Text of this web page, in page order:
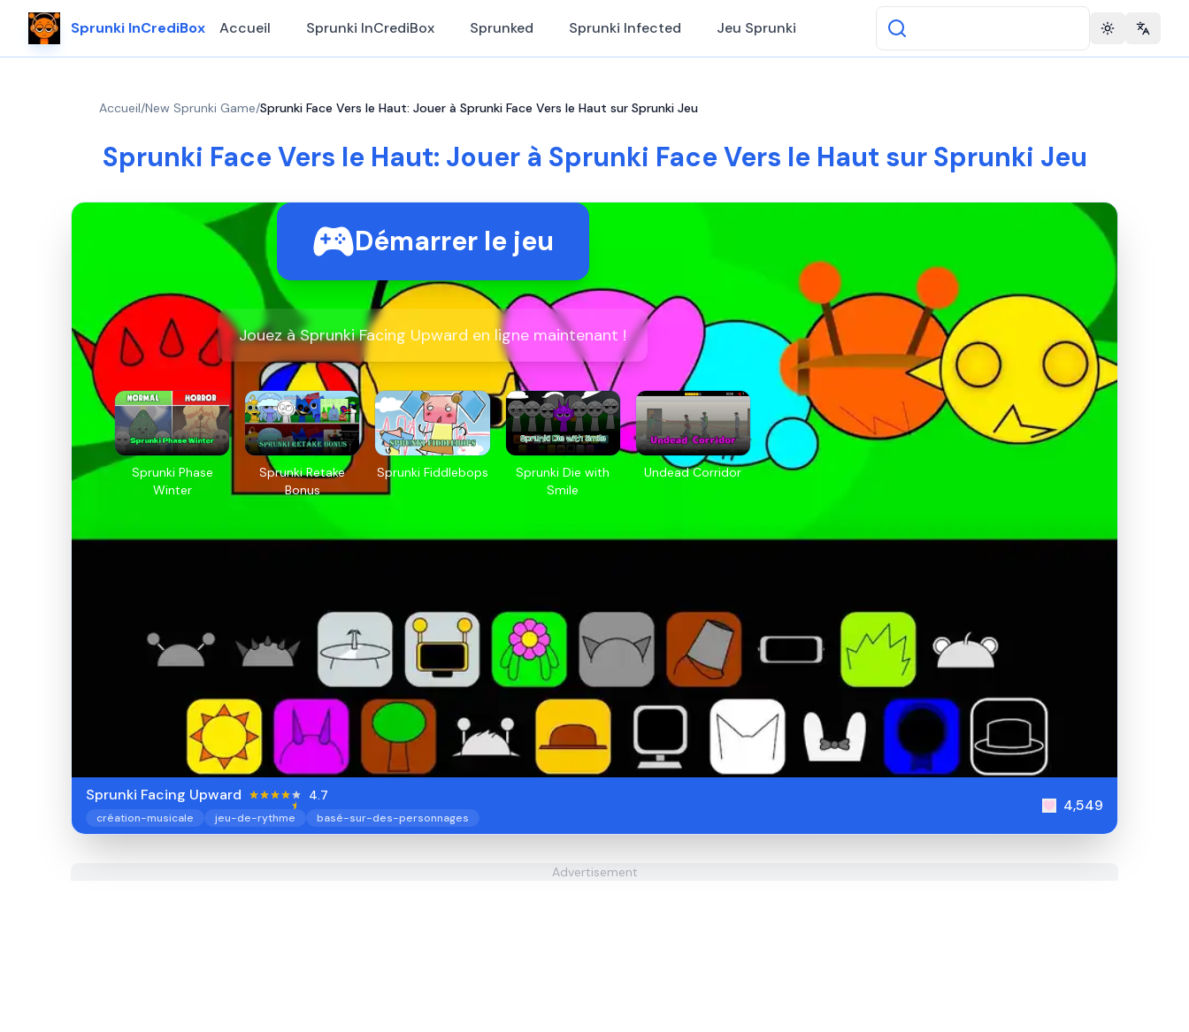
Sprunki InCrediBox Accueil Sprunki InCrediBox Sprunked Sprunki Infected Jeu Sprunki Toggle theme
Accueil/New Sprunki Game/Sprunki Face Vers le Haut: Jouer à Sprunki Face Vers le Haut sur Sprunki Jeu
Sprunki Face Vers le Haut: Jouer à Sprunki Face Vers le Haut sur Sprunki Jeu
Démarrer le jeu
Jouez à Sprunki Facing Upward en ligne maintenant !
Sprunki Phase
Winter
Sprunki Retake
Bonus
Sprunki Fiddlebops
Sprunki Die with
Smile
Undead Corridor
Sprunki Facing Upward 4.7
création-musicale jeu-de-rythme basé-sur-des-personnages
4,549
Advertisement